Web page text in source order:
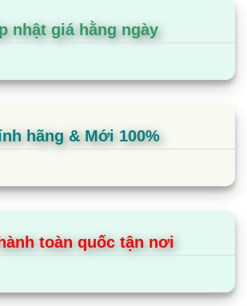
nhật giá hằng ngày
hãng & Mới 100%
toàn quốc tận nơi